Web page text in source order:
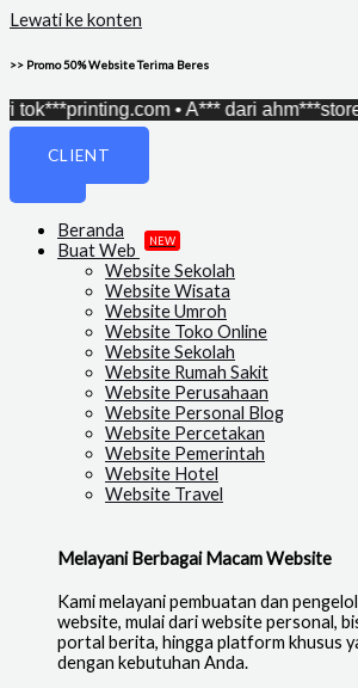
Lewati ke konten
>> Promo 50% Website Terima Beres
• A*** dari
CLIENT
Beranda
Buat Web
NEW
Website Sekolah
Website Wisata
Website Umroh
Website Toko Online
Website Sekolah
Website Rumah Sakit
Website Perusahaan
Website Personal Blog
Website Percetakan
Website Pemerintah
Website Hotel
Website Travel
Melayani Berbagai Macam Website
Kami melayani pembuatan dan
website, mulai dari website personal,
portal berita, hingga platform khusus
dengan kebutuhan Anda.